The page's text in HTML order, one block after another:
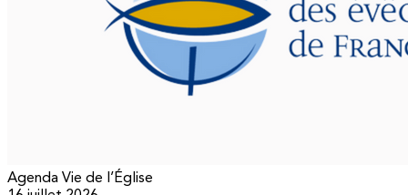
Agenda Vie de l’Église